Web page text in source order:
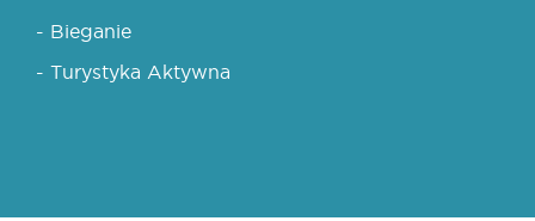
- Bieganie
- Turystyka Aktywna